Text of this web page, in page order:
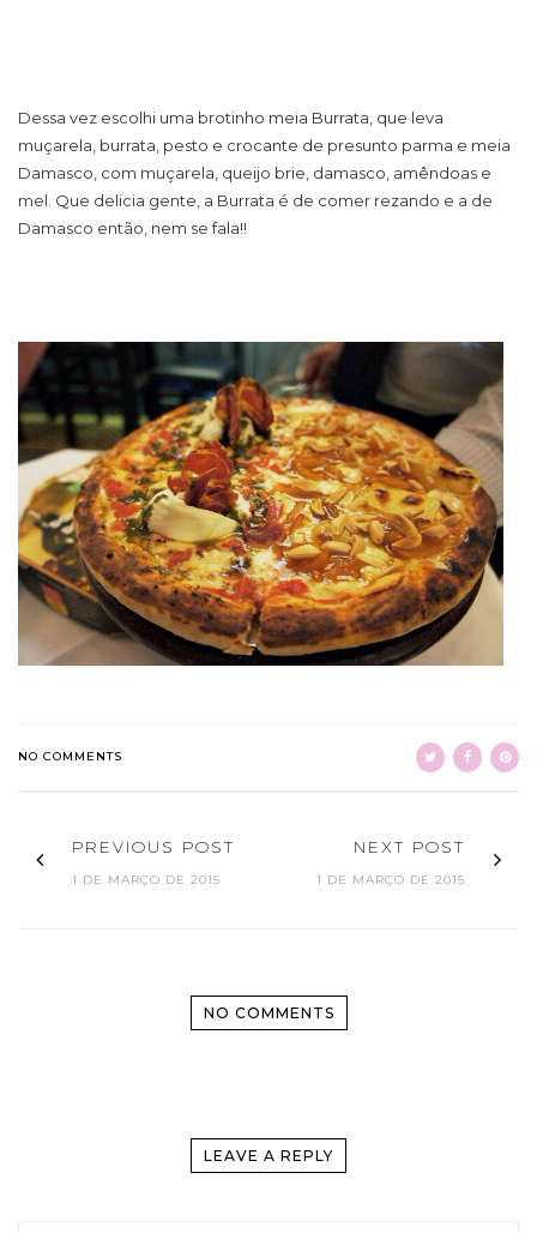
Dessa vez escolhi uma brotinho meia Burrata, que leva
muçarela, burrata, pesto e crocante de presunto parma e meia
Damasco, com muçarela, queijo brie, damasco, amêndoas e
mel. Que delicia gente, a Burrata é de comer rezando e a de
Damasco então, nem se fala!!
NO COMMENTS
PREVIOUS POST
1 DE MARÇO DE 2015
NEXT POST
1 DE MARÇO DE 2015
NO COMMENTS
LEAVE A REPLY